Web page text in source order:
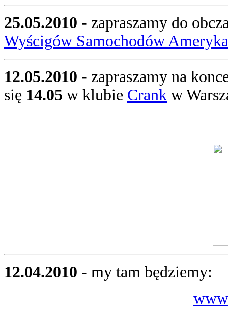
25.05.2010 - zapraszamy do
Wyścigów Samochodów
12.05.2010 - zapraszamy na
się 14.05 w klubie Crank w
12.04.2010 - my tam będziemy: